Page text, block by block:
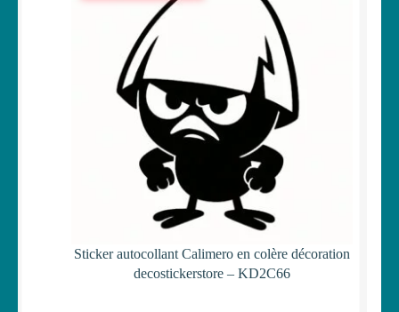
Sticker autocollant Calimero en colère décoration
decostickerstore – KD2C66